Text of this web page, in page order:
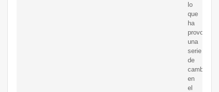
lo
que
ha
provocado
una
serie
de
cambios
en
el